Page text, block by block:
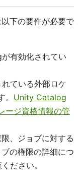
下の要件が必要で
有効化されてい
ている外部ロケ
Unity Catalog
ージ資格情報の管
、ジョブに対する
の権限の詳細につ
ださい。